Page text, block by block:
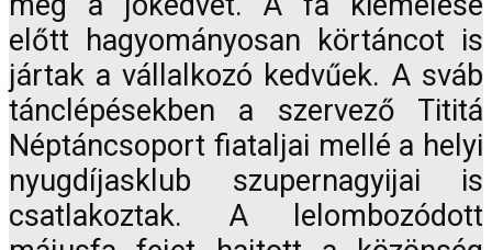
előtt hagyományosan körtáncot is
jártak a vállalkozó kedvűek. A sváb
tánclépésekben a szervező Tititá
Néptáncsoport fiataljai mellé a helyi
nyugdíjasklub szupernagyijai is
csatlakoztak. A lelombozódott